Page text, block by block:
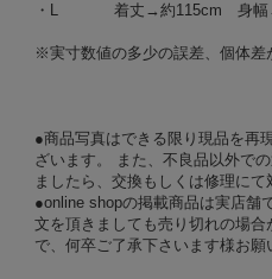
・L 着丈→約115cm 身幅→
※実寸数値の多少の誤差、個体差
●商品写真はできる限り現品を再
ざいます。 また、不良品以外で
ましたら、交換もしくは修理にて
●online shopの掲載商品は実店舗
文を頂きましても売り切れの場
で、何卒ご了承下さいます様お願